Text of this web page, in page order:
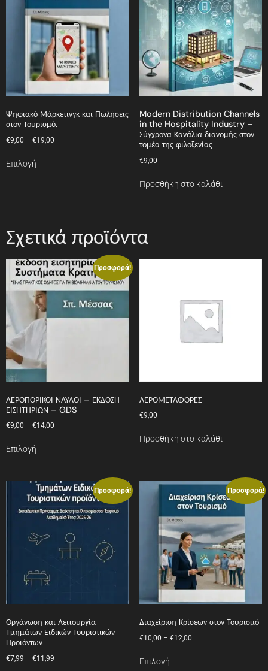
Ψηφιακό Μάρκετινγκ και Πωλήσεις
στον Τουρισμό.
€9,00 – €19,00
Επιλογή
Modern Distribution Channels
in the Hospitality Industry –
Σύγχρονα Κανάλια διανομής στον
τομέα της φιλοξενίας
€9,00
Προσθήκη στο καλάθι
Σχετικά προϊόντα
Προσφορά!
ΑΕΡΟΠΟΡΙΚΟΙ ΝΑΥΛΟΙ – ΕΚΔΟΣΗ
ΕΙΣΗΤΗΡΙΩΝ – GDS
€9,00 – €14,00
Επιλογή
ΑΕΡΟΜΕΤΑΦΟΡΕΣ
€9,00
Προσθήκη στο καλάθι
Προσφορά!
Οργάνωση και Λειτουργία
Τμημάτων Ειδικών Τουριστικών
Προϊόντων
€7,99 – €11,99
Προσφορά!
Διαχείριση Κρίσεων στον Τουρισμό
€10,00 – €12,00
Επιλογή